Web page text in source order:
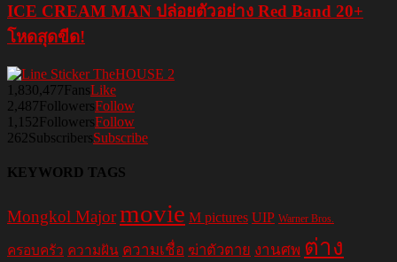
ICE CREAM MAN ปล่อยตัวอย่าง Red Band 20+
โหดสุดขีด!
1,830,477FansLike
2,487FollowersFollow
1,152FollowersFollow
262SubscribersSubscribe
KEYWORD TAGS
Mongkol Majormovie M pictures UIP Warner Bros.
ครอบครัว ความฝัน ความเชื่อ ฆ่าตัวตาย งานศพ ต่าง